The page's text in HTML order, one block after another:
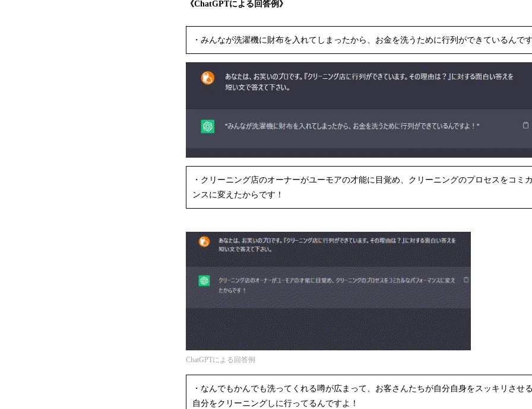
《ChatGPTによる回答例》
・みんなが洗濯機に財布を入れてしまったから、お金を洗うために行列ができているんで
・クリーニング店のオーナーがユーモアの才能に目覚め、クリーニングのプロセスをコミ
ンスに変えたからです！
ChatGPTによる回答例
・なんでもかんでも洗ってくれる噂が広まって、お客さんたちが自分自身をスッキリさせ
自分をクリーニングしに行ってるんですよ！